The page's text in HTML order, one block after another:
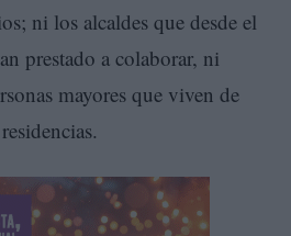
ni los alcaldes que desde el
prestado a colaborar, ni
mayores que viven de